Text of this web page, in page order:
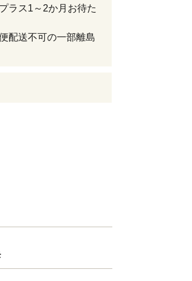
ラス1～2か月お待た
配送不可の一部離島